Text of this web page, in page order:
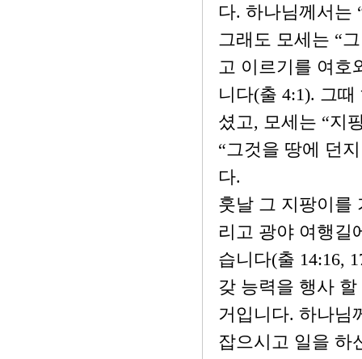
다. 하나님께서는
그래도 모세는 “
고 이르기를 여호
니다(출 4:1). 그
셨고, 모세는 “지
“그것을 땅에 던
다.
훗날 그 지팡이를
리고 광야 여행길
습니다(출 14:16,
갖 능력을 행사
거입니다. 하나님
잡으시고 일을 하